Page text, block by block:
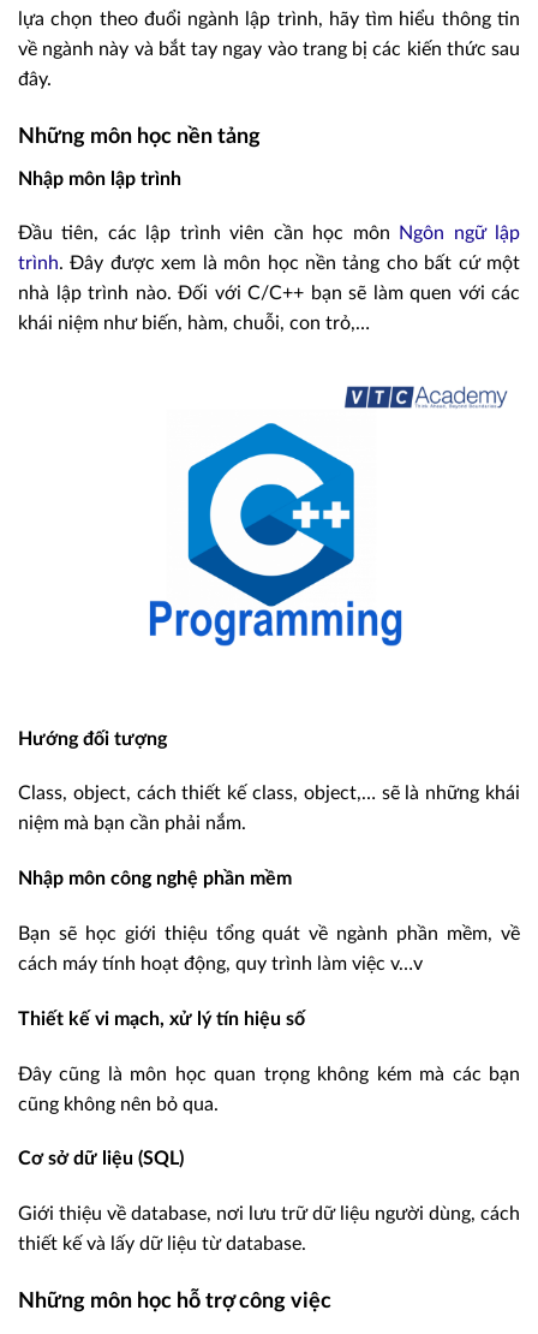
lựa chọn theo đuổi ngành lập trình, hãy tìm hiểu thông tin
về ngành này và bắt tay ngay vào trang bị các kiến thức sau
đây.
Những môn học nền tảng
Nhập môn lập trình
Đầu tiên, các lập trình viên cần học môn
Ngôn ngữ lập
trình. Đây được xem là môn học nền tảng cho bất cứ một
nhà lập trình nào. Đối với C/C++ bạn sẽ làm quen với các
khái niệm như biến, hàm, chuỗi, con trỏ,…
Hướng đối tượng
Class, object, cách thiết kế class, object,… sẽ là những khái
niệm mà bạn cần phải nắm.
Nhập môn công nghệ phần mềm
Bạn sẽ học giới thiệu tổng quát về ngành phần mềm, về
cách máy tính hoạt động, quy trình làm việc v…v
Thiết kế vi mạch, xử lý tín hiệu số
Đây cũng là môn học quan trọng không kém mà các bạn
cũng không nên bỏ qua.
Cơ sở dữ liệu (SQL)
Giới thiệu về database, nơi lưu trữ dữ liệu người dùng, cách
thiết kế và lấy dữ liệu từ database.
Những môn học hỗ trợ công việc